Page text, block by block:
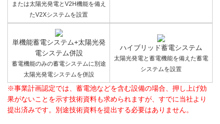
または太陽光発電とV2H機能を備え
たV2Xシステムを設置
単機能蓄電システム+太陽光発
電システム併設
蓄電機能のみの蓄電システムに別途
太陽光発電システムを併設
ハイブリッド蓄電システム
太陽光発電と蓄電機能を備えた蓄電
システムを設置
※事業計画認定では、蓄電池などを含む設備の場合、押し上げ効
果がないことを示す技術資料も求められますが、すでに当社より
提出済みです。別途技術資料を提出する必要はありません。